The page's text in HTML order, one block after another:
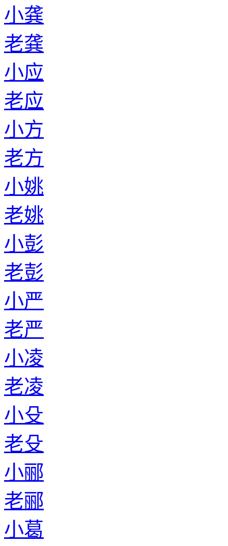
小龚
老龚
小应
老应
小方
老方
小姚
老姚
小彭
老彭
小严
老严
小凌
老凌
小殳
老殳
小郦
老郦
小葛